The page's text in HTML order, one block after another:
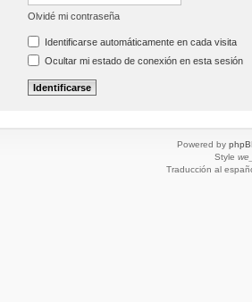
Olvidé mi contraseña
Identificarse automáticamente en cada visita
Ocultar mi estado de conexión en esta sesión
Powered by
Style
Traducción al